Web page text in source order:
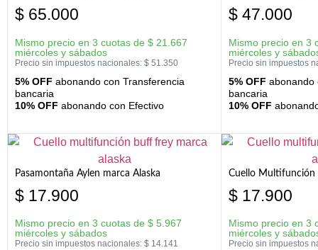
$ 65.000
Mismo precio en 3 cuotas de $ 21.667
miércoles y sábados
Precio sin impuestos nacionales: $ 51.350
5% OFF abonando con Transferencia
bancaria
10% OFF abonando con Efectivo
$ 47.000
Mismo precio en 3
miércoles y
Precio sin impuestos
5% OFF abonando
bancaria
10% OFF
Pasamontaña Aylen marca Alaska
$ 17.900
Mismo precio en 3 cuotas de $ 5.967
miércoles y sábados
Precio sin impuestos nacionales: $ 14.141
Cuello Multifunción
$ 17.900
Mismo precio en 3
miércoles y
Precio sin impuestos